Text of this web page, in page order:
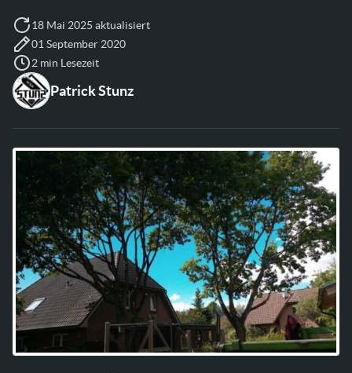
18 Mai 2025 aktualisiert
01 September 2020
2 min Lesezeit
Patrick Stunz